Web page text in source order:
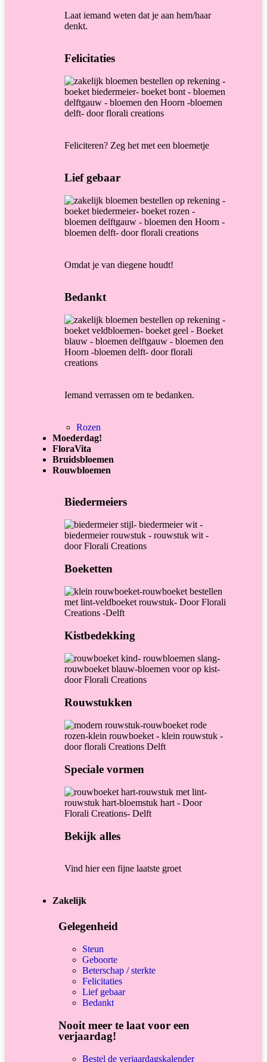
Laat iemand weten dat je aan hem/haar
denkt.
Felicitaties
Feliciteren? Zeg het met een bloemetje
Lief gebaar
Omdat je van diegene houdt!
Bedankt
Iemand verrassen om te bedanken.
Rozen
Moederdag!
FloraVita
Bruidsbloemen
Rouwbloemen
Biedermeiers
Boeketten
Kistbedekking
Rouwstukken
Speciale vormen
Bekijk alles
Vind hier een fijne laatste groet
Zakelijk
Gelegenheid
Steun
Geboorte
Beterschap / sterkte
Felicitaties
Lief gebaar
Bedankt
Nooit meer te laat voor een
verjaardag!
Bestel de verjaardagskalender